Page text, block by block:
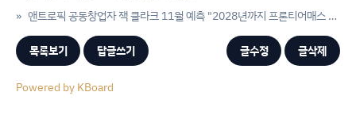
앤트로픽 공동창업자 잭 클라크 11월 예측 "2028년까지 프론티어매스 80% 달성할 것"
»
목록보기 답글쓰기 글수정 글삭제
Powered by KBoard